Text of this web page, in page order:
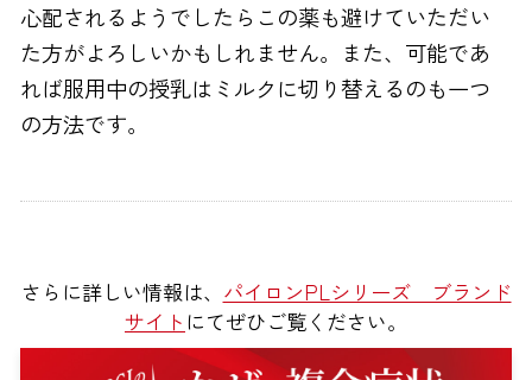
心配されるようでしたらこの薬も避けていただい
た方がよろしいかもしれません。また、可能であ
れば服用中の授乳はミルクに切り替えるのも一つ
の方法です。
さらに詳しい情報は、 パイロンPLシリーズ ブランド
サイト にてぜひご覧ください。